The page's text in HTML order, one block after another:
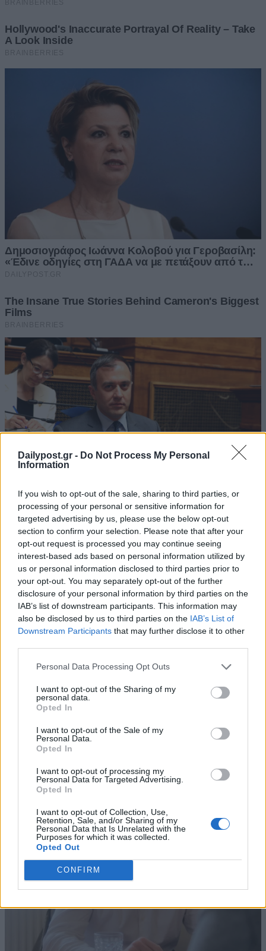
Dailypost.gr - Do Not Process My Personal
Information
If you wish to opt-out of the sale, sharing to third parties, or
processing of your personal or sensitive information for
targeted advertising by us, please use the below opt-out
section to confirm your selection. Please note that after your
opt-out request is processed you may continue seeing
interest-based ads based on personal information utilized by
us or personal information disclosed to third parties prior to
your opt-out. You may separately opt-out of the further
disclosure of your personal information by third parties on the
IAB’s list of downstream participants. This information may
also be disclosed by us to third parties on the IAB’s List of
Downstream Participants that may further disclose it to other
Personal Data Processing Opt Outs
I want to opt-out of the Sharing of my
personal data.
Opted In
I want to opt-out of the Sale of my
Personal Data.
Opted In
I want to opt-out of processing my
Personal Data for Targeted Advertising.
Opted In
I want to opt-out of Collection, Use,
Retention, Sale, and/or Sharing of my
Personal Data that Is Unrelated with the
Purposes for which it was collected.
Opted Out
CONFIRM